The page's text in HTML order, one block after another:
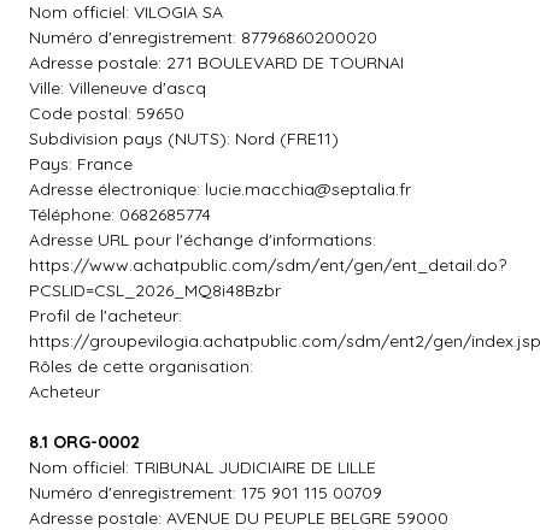
Nom officiel: VILOGIA SA
Numéro d'enregistrement: 87796860200020
Adresse postale: 271 BOULEVARD DE TOURNAI
Ville: Villeneuve d'ascq
Code postal: 59650
Subdivision pays (NUTS): Nord (FRE11)
Pays: France
Adresse électronique: lucie.macchia@septalia.fr
Téléphone: 0682685774
Adresse URL pour l'échange d'informations:
https://www.achatpublic.com/sdm/ent/gen/ent_detail.do?
PCSLID=CSL_2026_MQ8i48Bzbr
Profil de l'acheteur:
https://groupevilogia.achatpublic.com/sdm/ent2/gen/index.jsp
Rôles de cette organisation:
Acheteur
8.1 ORG-0002
Nom officiel: TRIBUNAL JUDICIAIRE DE LILLE
Numéro d'enregistrement: 175 901 115 00709
Adresse postale: AVENUE DU PEUPLE BELGRE 59000